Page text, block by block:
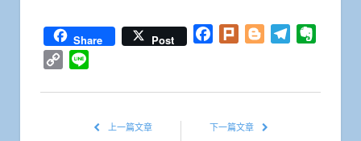
Share Post Facebook
Plurk BloggerTelegram
Copy
上一篇文章 下一篇文章